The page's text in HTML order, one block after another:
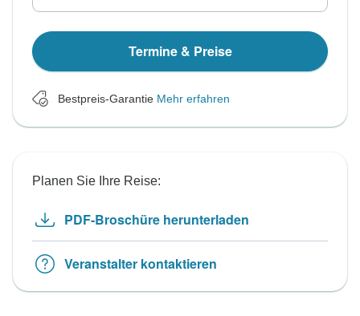
Termine & Preise
Bestpreis-Garantie Mehr erfahren
Planen Sie Ihre Reise:
PDF-Broschüre herunterladen
Veranstalter kontaktieren